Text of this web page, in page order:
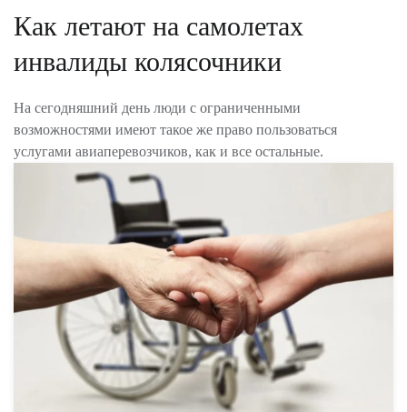
Как летают на самолетах
инвалиды колясочники
На сегодняшний день люди с ограниченными
возможностями имеют такое же право пользоваться
услугами авиаперевозчиков, как и все остальные.